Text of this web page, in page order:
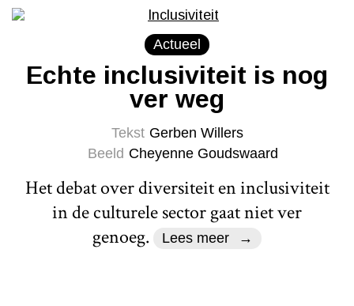
Actueel
Echte inclusiviteit is nog
ver weg
Tekst Gerben Willers
Beeld Cheyenne Goudswaard
Het debat over diversiteit en inclusiviteit
in de culturele sector gaat niet ver
genoeg.
Lees meer